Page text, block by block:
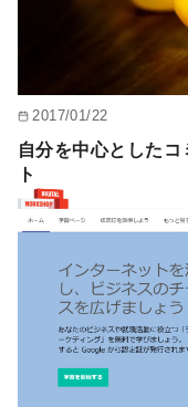
2017/01/22
自分を中心とした
ト